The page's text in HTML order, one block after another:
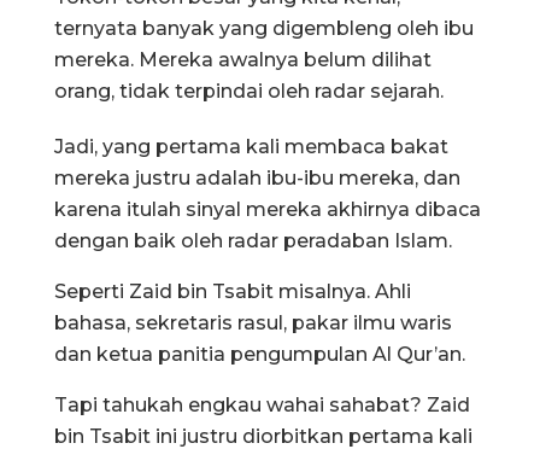
ternyata banyak yang digembleng oleh ibu
mereka. Mereka awalnya belum dilihat
orang, tidak terpindai oleh radar sejarah.
Jadi, yang pertama kali membaca bakat
mereka justru adalah ibu-ibu mereka, dan
karena itulah sinyal mereka akhirnya dibaca
dengan baik oleh radar peradaban Islam.
Seperti Zaid bin Tsabit misalnya. Ahli
bahasa, sekretaris rasul, pakar ilmu waris
dan ketua panitia pengumpulan Al Qur’an.
Tapi tahukah engkau wahai sahabat? Zaid
bin Tsabit ini justru diorbitkan pertama kali